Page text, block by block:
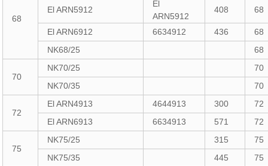
68
El ARN5912
El
ARN5912
408 68
El ARN6912 6634912 436
68
NK68/25
68
70
NK70/25
70
NK70/35
70
72
El ARN4913 4644913 300
72
El ARN6913
6634913 571 72
75
NK75/25 315
75
NK75/35
445 75